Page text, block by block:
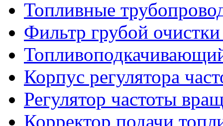
Топливные
Фильтр грубой
Корпус регулятора
Регулятор частоты
Корректор подачи